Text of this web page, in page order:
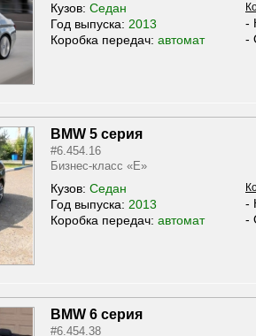
Кузов: Седан
Год выпуска: 2013
Коробка передач: автомат
-
-
BMW 5 серия
#6.454.16
Бизнес-класс «E»
Кузов: Седан
Год выпуска: 2013
Коробка передач: автомат
-
-
BMW 6 серия
#6.454.38